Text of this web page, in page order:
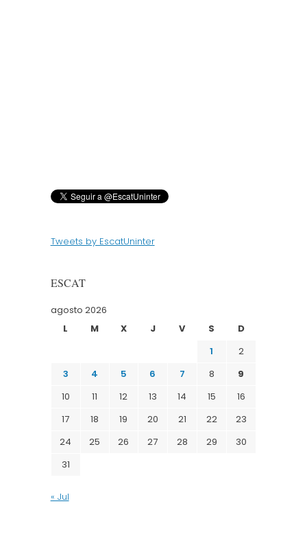
Tweets by EscatUninter
ESCAT
agosto 2026
L
M X J V S
D
1
2
3
4 5 6 7 8
9
10
11 12 13 14 15
16
17
18 19 20 21 22
23
24
25 26 27 28 29
30
31
« Jul